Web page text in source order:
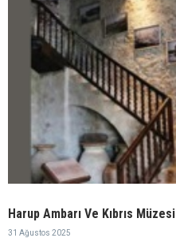
Harup Ambarı Ve Kıbrıs Müzesi
31 Ağustos 2025